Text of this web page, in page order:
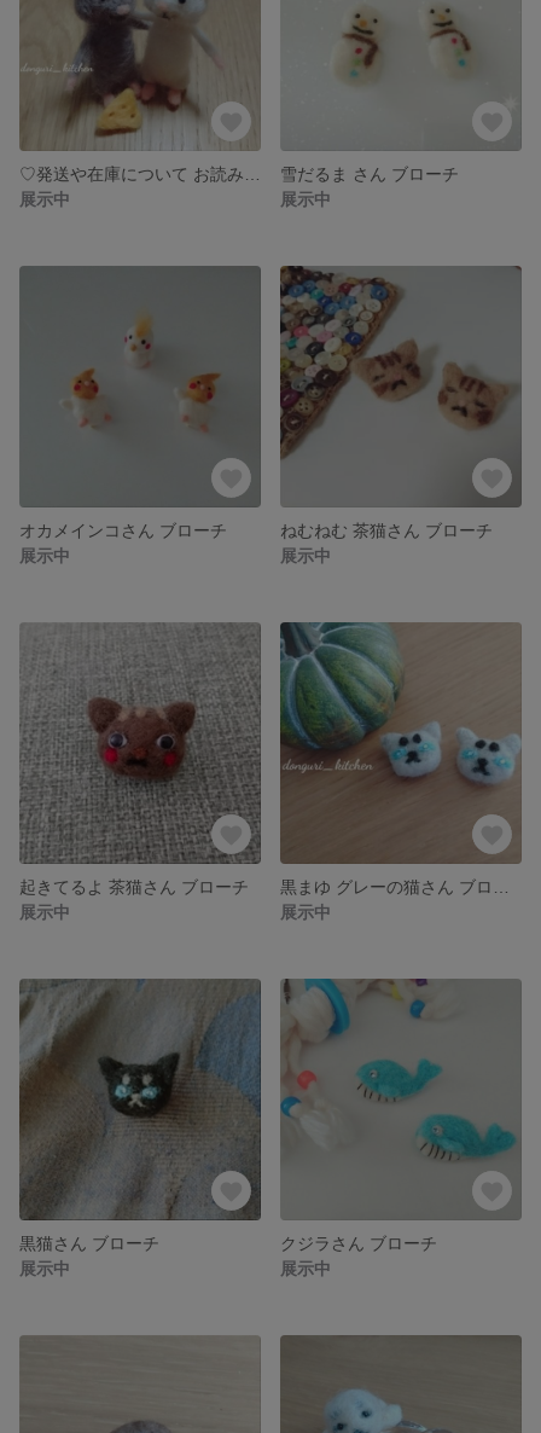
展示中
雪だるま さん ブローチ
展示中
オカメインコさん ブローチ
展示中
ねむねむ 茶猫さん ブローチ
展示中
起きてるよ 茶猫さん ブローチ
展示中
展示中
黒猫さん ブローチ
展示中
クジラさん ブローチ
展示中